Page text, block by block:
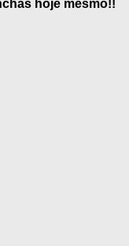
hoje mesmo!!